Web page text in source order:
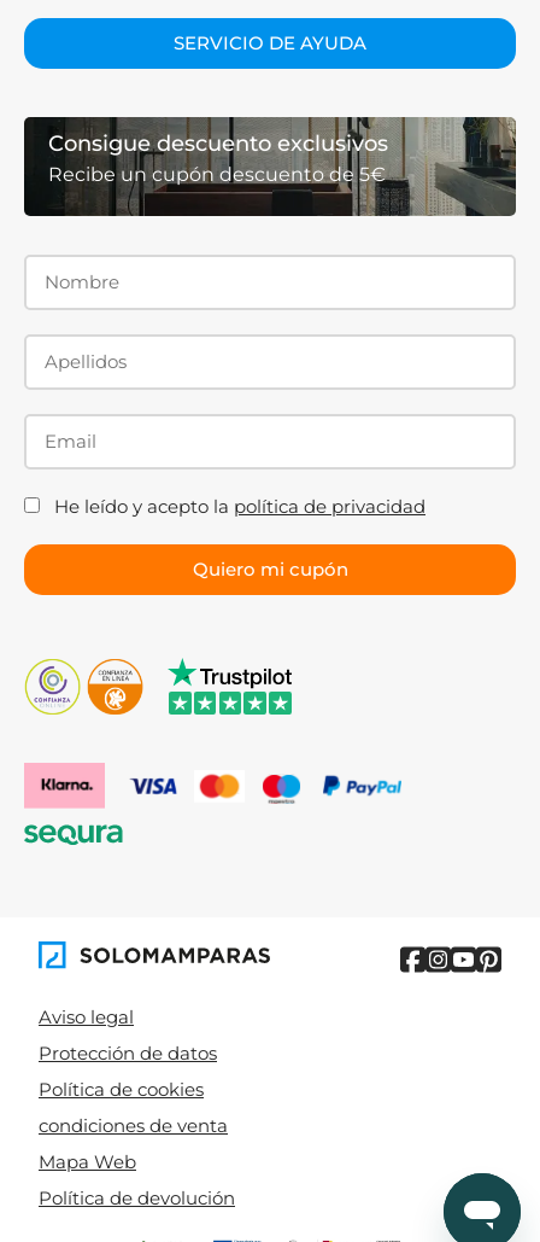
SERVICIO DE AYUDA
Consigue descuento exclusivos
Recibe un cupón descuento de 5€
He leído y acepto la política de privacidad
Aviso legal
Protección de datos
Política de cookies
condiciones de venta
Mapa Web
Política de devolución